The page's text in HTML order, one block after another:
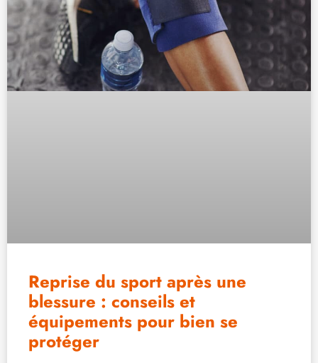
Reprise du sport après une
blessure : conseils et
équipements pour bien se
protéger